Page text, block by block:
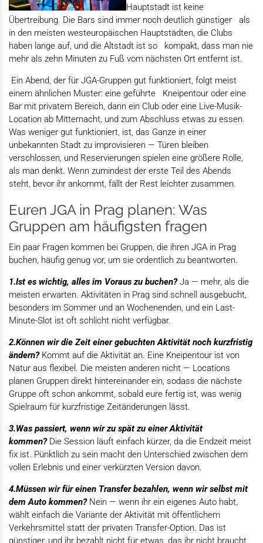
Hauptstadt ist keine
Übertreibung. Die Bars sind immer noch deutlich günstiger als
in den meisten westeuropäischen Hauptstädten, die Clubs
haben lange auf, und die Altstadt ist so kompakt, dass man nie
mehr als zehn Minuten zu Fuß vom nächsten Ort entfernt ist.
Ein Abend, der für JGA-Gruppen gut funktioniert, folgt meist
einem ähnlichen Muster: eine geführte Kneipentour oder eine
Bar mit privatem Bereich, dann ein Club oder eine Live-Musik-
Location ab Mitternacht, und zum Abschluss etwas zu essen.
Was weniger gut funktioniert, ist, das Ganze in einer
unbekannten Stadt zu improvisieren — Türen bleiben
verschlossen, und Reservierungen spielen eine größere Rolle,
als man denkt. Wenn zumindest der erste Teil des Abends
steht, bevor ihr ankommt, fällt der Rest leichter zusammen.
Euren JGA in Prag planen: Was
Gruppen am häufigsten fragen
Ein paar Fragen kommen bei Gruppen, die ihren JGA in Prag
buchen, häufig genug vor, um sie ordentlich zu beantworten.
1.Ist es wichtig, alles im Voraus zu buchen?Ja — mehr, als die
meisten erwarten. Aktivitäten in Prag sind schnell ausgebucht,
besonders im Sommer und an Wochenenden, und ein Last-
Minute-Slot ist oft schlicht nicht verfügbar.
2.Können wir die Zeit einer gebuchten Aktivität noch kurzfristig
ändern?Kommt auf die Aktivität an. Eine Kneipentour ist von
Natur aus flexibel. Die meisten anderen nicht — Locations
planen Gruppen direkt hintereinander ein, sodass die nächste
Gruppe oft schon ankommt, sobald eure fertig ist, was wenig
Spielraum für kurzfristige Zeitänderungen lässt.
3.Was passiert, wenn wir zu spät zu einer Aktivität
kommen?Die Session läuft einfach kürzer, da die Endzeit meist
fix ist. Pünktlich zu sein macht den Unterschied zwischen dem
vollen Erlebnis und einer verkürzten Version davon.
4.Müssen wir für einen Transfer bezahlen, wenn wir selbst mit
dem Auto kommen?Nein — wenn ihr ein eigenes Auto habt,
wählt einfach die Variante der Aktivität mit öffentlichem
Verkehrsmittel statt der privaten Transfer-Option. Das ist
günstiger, und ihr bezahlt nicht für etwas, das ihr nicht braucht.